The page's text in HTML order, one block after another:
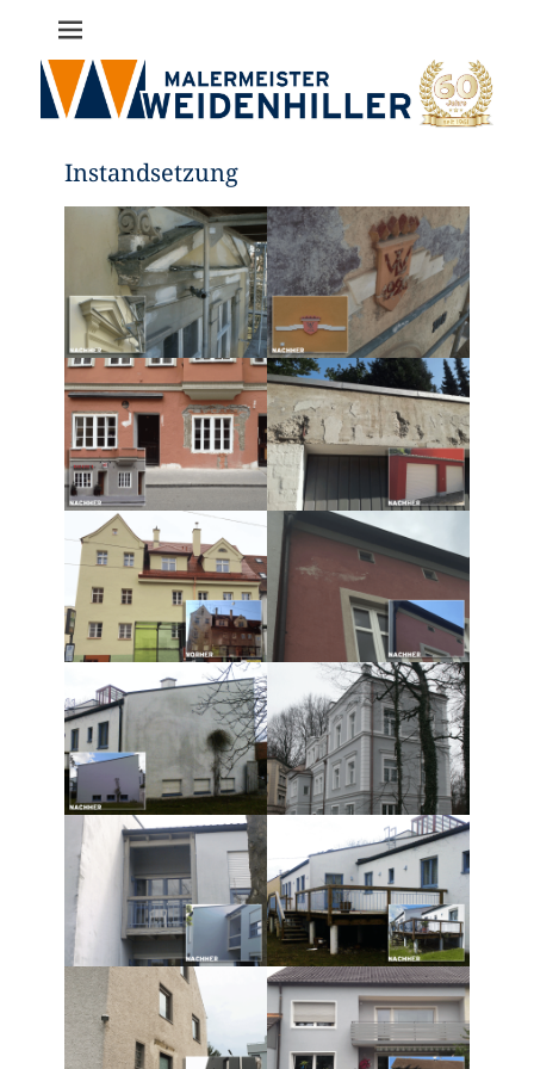
Bernd
Weidenhiller
Instandsetzung